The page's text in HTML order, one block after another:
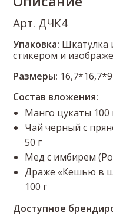
Арт. ДЧК4
Упаковка: Шкатулка
стикером и
Размеры:
Состав вложения:
Манго цукаты 100
Чай черный с
50 г
Мед с имбирем
Драже «Кешью в
100 г
Доступное